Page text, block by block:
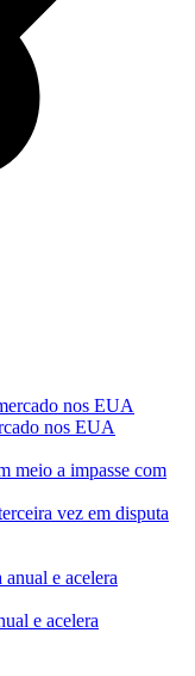
nos EUA
vez em disputa
e acelera